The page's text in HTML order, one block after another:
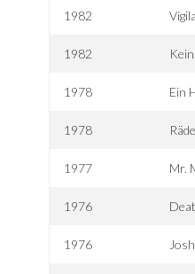
1982
1982
1978 Ein
1978
1977 Mr.
1976
1976